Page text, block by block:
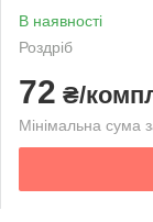
В наявності
Роздріб
72 ₴/
Мінімальна сума